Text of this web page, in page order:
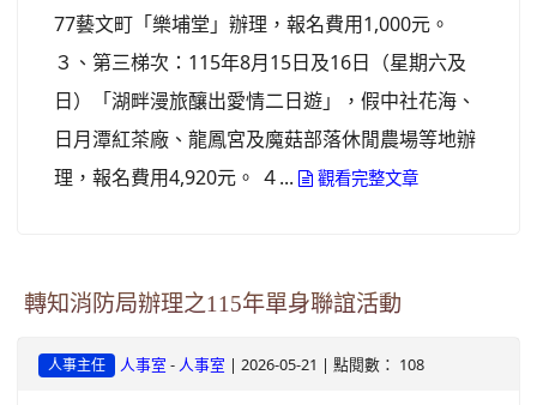
77藝文町「樂埔堂」辦理，報名費用1,000元。
３、第三梯次：115年8月15日及16日（星期六及
日）「湖畔漫旅釀出愛情二日遊」，假中社花海、
日月潭紅茶廠、龍鳳宮及魔菇部落休閒農場等地辦
理，報名費用4,920元。 ４...
觀看完整文章
轉知消防局辦理之115年單身聯誼活動
人事主任 人事室 - 人事室 | 2026-05-21 | 點閱數： 108